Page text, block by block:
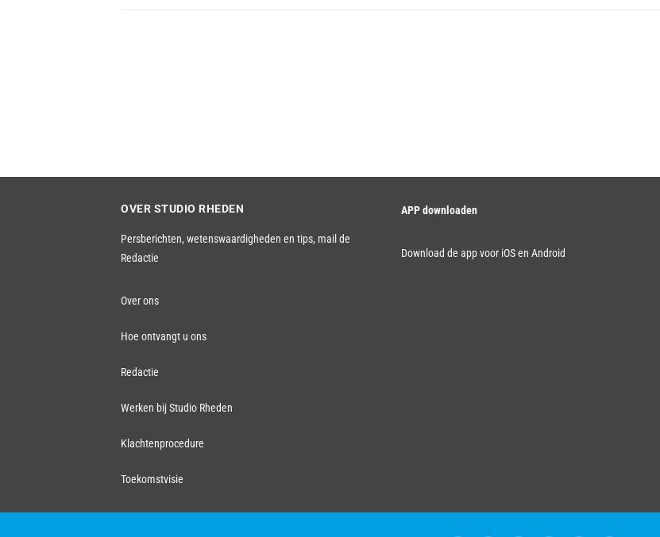
OVER STUDIO RHEDEN
Persberichten, wetenswaardigheden en tips, mail de
Redactie
Over ons
Hoe ontvangt u ons
Redactie
Werken bij Studio Rheden
Klachtenprocedure
Toekomstvisie
APP downloaden
Download de app voor iOS en Android